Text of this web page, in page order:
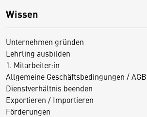
Wissen
Unternehmen gründen
Lehrling ausbilden
1. Mitarbeiter:in
Allgemeine Geschäftsbedingungen / AGB
Dienstverhältnis beenden
Exportieren / Importieren
Förderungen